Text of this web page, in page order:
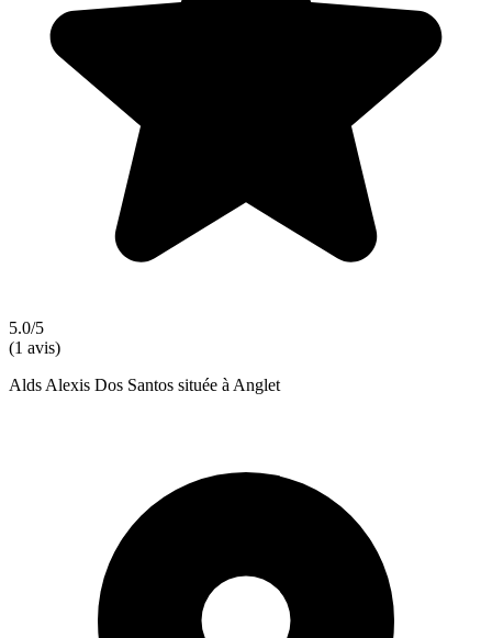
5.0/5
(1 avis)
Alds Alexis Dos Santos située à Anglet